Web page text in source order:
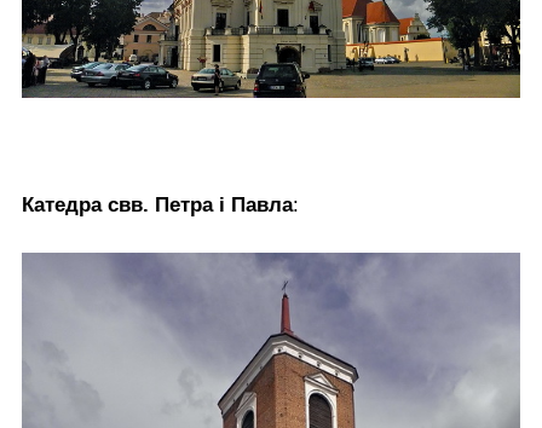
Катедра свв. Петра і Павла: